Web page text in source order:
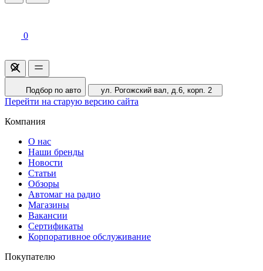
0
Подбор по авто ул. Рогожский вал, д.6, корп. 2
Перейти на старую версию сайта
Компания
О нас
Наши бренды
Новости
Статьи
Обзоры
Автомаг на радио
Магазины
Вакансии
Сертификаты
Корпоративное обслуживание
Покупателю